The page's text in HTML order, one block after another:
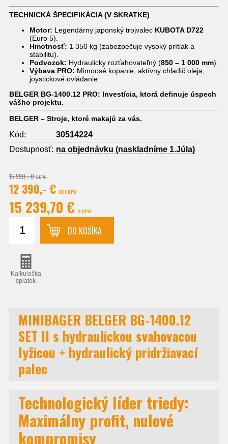
TECHNICKÁ ŠPECIFIKÁCIA (V SKRATKE)
Motor: Legendárny japonský trojvalec KUBOTA D722
(Euro 5).
Hmotnosť: 1 350 kg (zabezpečuje vysoký prítlak a
stabilitu).
Podvozok: Hydraulicky rozťahovateľný (850 – 1 000 mm).
Výbava PRO: Mimoosé kopanie, aktívny chladič oleja,
joystickové ovládanie.
BELGER BG-1400.12 PRO: Investícia, ktorá definuje úspech
vášho projektu.
BELGER – Stroje, ktoré makajú za vás.
Kód:
30514224
Dostupnosť: na objednávku (naskladníme 1.Júla)
15 990,- €S DPH
12 390,- € BEZ DPH
15 239,70 € S DPH
DO KOŠÍKA
Kalkulačka
splátok
MINIBAGER BELGER BG-1400.12
SET II s hydraulickou svahovacou
lyžicou + hydraulický pridržiavací
palec
Technologický líder triedy:
Maximálny profit, nulové
kompromisy